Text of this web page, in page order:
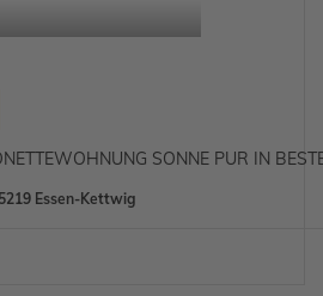
SONNE PUR IN
Essen-Kettwig